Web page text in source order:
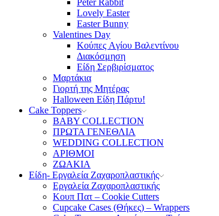
Lovely Easter
Easter Bunny
Valentines Day
Κούπες Aγίου Βαλεντίνου
Διακόσμηση
Είδη Σερβιρίσματος
Μαρτάκια
Γιορτή της Μητέρας
Halloween Είδη Πάρτυ!
Cake Toppers
BABY COLLECTION
ΠΡΩΤΑ ΓΕΝΕΘΛΙΑ
WEDDING COLLECTION
ΑΡΙΘΜΟΙ
ΖΩΑΚΙΑ
Είδη- Εργαλεία Ζαχαροπλαστικής
Εργαλεία Ζαχαροπλαστικής
Κουπ Πατ – Cookie Cutters
Cupcake Cases (Θήκες) – Wrappers